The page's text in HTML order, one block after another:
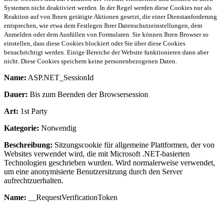
Systemen nicht deaktiviert werden. In der Regel werden diese Cookies nur als
Reaktion auf von Ihnen getätigte Aktionen gesetzt, die einer Dienstanforderung
entsprechen, wie etwa dem Festlegen Ihrer Datenschutzeinstellungen, dem
Anmelden oder dem Ausfüllen von Formularen. Sie können Ihren Browser so
einstellen, dass diese Cookies blockiert oder Sie über diese Cookies
benachrichtigt werden. Einige Bereiche der Website funktionieren dann aber
nicht. Diese Cookies speichern keine personenbezogenen Daten.
Name: ASP.NET_SessionId
Dauer: Bis zum Beenden der Browsersession
Art: 1st Party
Kategorie: Notwendig
Beschreibung: Sitzungscookie für allgemeine Plattformen, der von
Websites verwendet wird, die mit Microsoft .NET-basierten
Technologien geschrieben wurden. Wird normalerweise verwendet,
um eine anonymisierte Benutzersitzung durch den Server
aufrechtzuerhalten.
Name: __RequestVerificationToken